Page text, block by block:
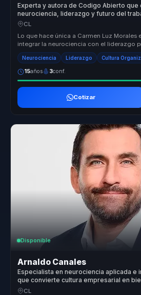
Experta y autora de Codigo Abierto que
neurociencia, liderazgo y futuro del
decisiones para empresas.
CL
Lo que hace única a Carmen Luz Morales
integrar la neurociencia con el liderazgo
enfoque tra...
Neurociencia Liderazgo Cultura
15años 3conf.
Cotizar
Disponible
Arnaldo Canales
Especialista en neurociencia aplicada e
que convierte cultura empresarial en
equipos.
CL